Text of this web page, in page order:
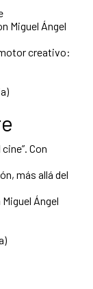
Miguel Ángel
creativo:
Con
más allá del
Ángel